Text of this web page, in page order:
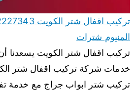
المنيوم شترات
تركيب اقفال شتر الكويت يسعدنا
خدمات شركة تركيب اقفال شتر
تركيب شتر ابواب جراج مع خدمة